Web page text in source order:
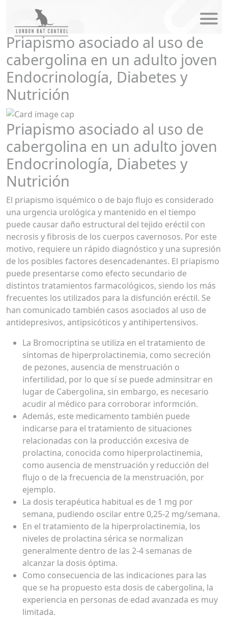
Priapismo asociado al uso de
cabergolina en un adulto joven
Endocrinología, Diabetes y
Nutrición
Priapismo asociado al uso de
cabergolina en un adulto joven
Endocrinología, Diabetes y
Nutrición
El priapismo isquémico o de bajo flujo es considerado
una urgencia urológica y mantenido en el tiempo
puede causar daño estructural del tejido eréctil con
necrosis y fibrosis de los cuerpos cavernosos. Por este
motivo, requiere un rápido diagnóstico y una supresión
de los posibles factores desencadenantes. El priapismo
puede presentarse como efecto secundario de
distintos tratamientos farmacológicos, siendo los más
frecuentes los utilizados para la disfunción eréctil. Se
han comunicado también casos asociados al uso de
antidepresivos, antipsicóticos y antihipertensivos.
La Bromocriptina se utiliza en el tratamiento de
síntomas de hiperprolactinemia, como secreción
de pezones, ausencia de menstruación o
infertilidad, por lo que sí se puede adminsitrar en
lugar de Cabergolina, sin embargo, es necesario
acudir al médico para corroborar informción.
Además, este medicamento también puede
indicarse para el tratamiento de situaciones
relacionadas con la producción excesiva de
prolactina, conocida como hiperprolactinemia,
como ausencia de menstruación y reducción del
flujo o de la frecuencia de la menstruación, por
ejemplo.
La dosis terapéutica habitual es de 1 mg por
semana, pudiendo oscilar entre 0,25-2 mg/semana.
En el tratamiento de la hiperprolactinemia, los
niveles de prolactina sérica se normalizan
generalmente dentro de las 2-4 semanas de
alcanzar la dosis óptima.
Como consecuencia de las indicaciones para las
que se ha propuesto esta dosis de cabergolina, la
experiencia en personas de edad avanzada es muy
limitada.